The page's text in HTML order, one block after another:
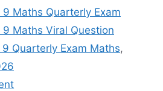
9 Maths Quarterly Exam
9 Maths Viral Question
9 Quarterly Exam Maths,